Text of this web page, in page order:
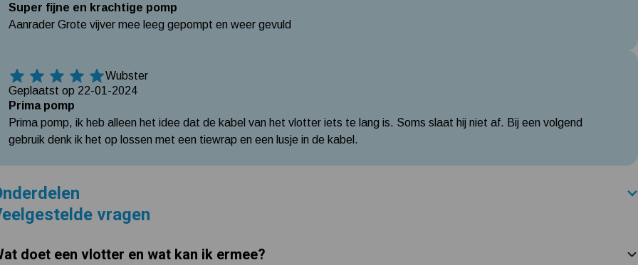
Super fijne en krachtige pomp
Aanrader Grote vijver mee leeg gepompt en weer gevuld
5 Sterren
Wubster
Geplaatst op 22-01-2024
Prima pomp
Prima pomp, ik heb alleen het idee dat de kabel van het vlotter iets te lang is. Soms slaat hij niet af. Bij een volgend
gebruik denk ik het op lossen met een tiewrap en een lusje in de kabel.
vragen
doet een vlotter en wat kan ik ermee?